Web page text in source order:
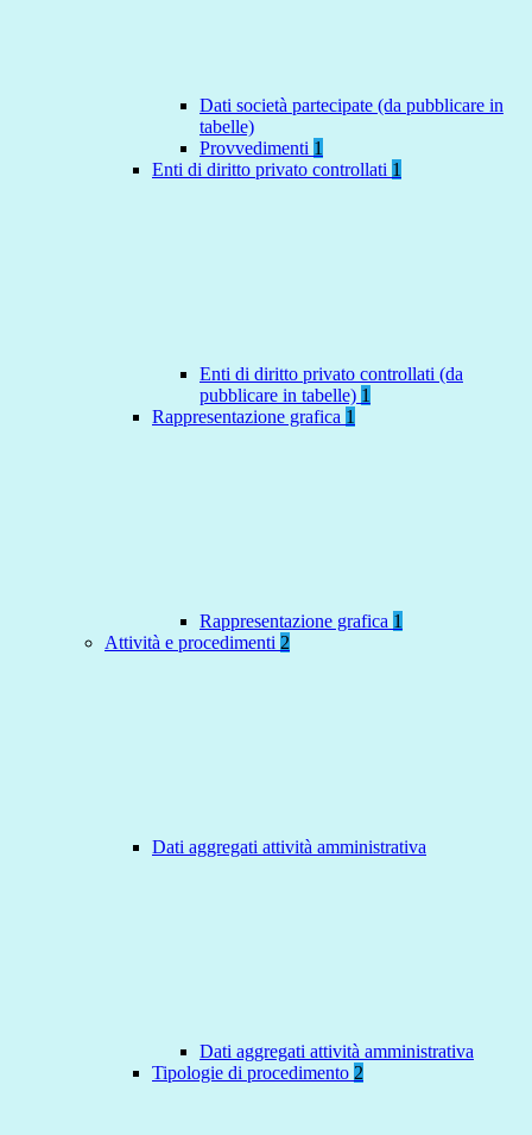
Dati società partecipate (da pubblicare in
tabelle)
Provvedimenti 1
Enti di diritto privato controllati 1
Enti di diritto privato controllati (da
pubblicare in tabelle) 1
Rappresentazione grafica 1
Rappresentazione grafica 1
Attività e procedimenti 2
Dati aggregati attività amministrativa
Dati aggregati attività amministrativa
Tipologie di procedimento 2